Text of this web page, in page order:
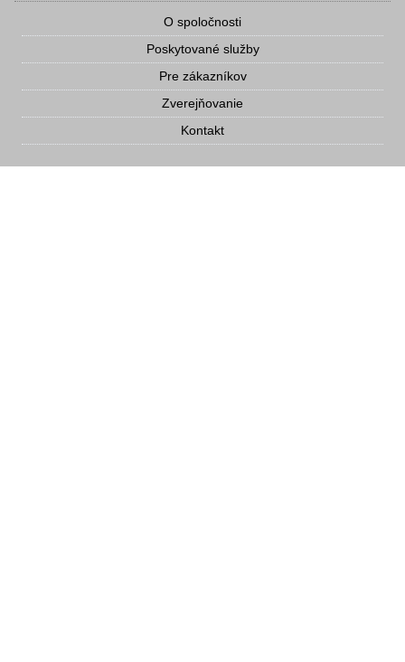
O spoločnosti
Poskytované služby
Pre zákazníkov
Zverejňovanie
Kontakt